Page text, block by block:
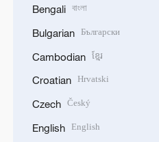
Bengali বাংলা
Bulgarian Български
Cambodian ខ្មែរ
Croatian Hrvatski
Czech Český
English English